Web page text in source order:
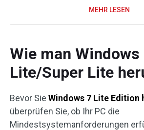
MEHR LESEN
Wie man Windows
Lite/Super Lite
Bevor Sie Windows 7 Lite Edition
überprüfen Sie, ob Ihr PC die
Mindestsystemanforderungen